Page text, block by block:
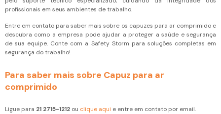
profissionais em seus ambientes de trabalho.
Entre em contato para saber mais sobre os capuzes para ar comprimido e
descubra como a empresa pode ajudar a proteger a saúde e segurança
de sua equipe. Conte com a Safety Storm para soluções completas em
segurança do trabalho!
Para saber mais sobre Capuz para ar
comprimido
Ligue para 21 2715-1212 ou clique aqui e entre em contato por email.